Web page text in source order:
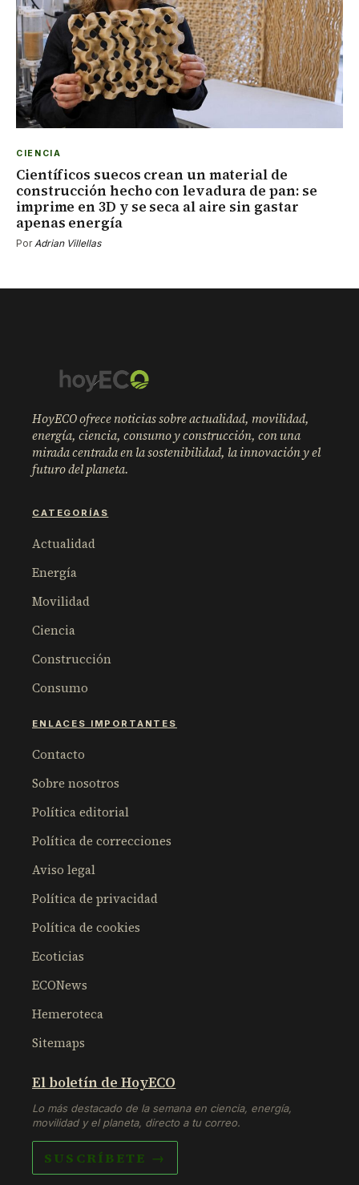
CIENCIA
Científicos suecos crean un material de
construcción hecho con levadura de pan: se
imprime en 3D y se seca al aire sin gastar
apenas energía
Por Adrian Villellas
HoyECO ofrece noticias sobre actualidad, movilidad,
energía, ciencia, consumo y construcción, con una
mirada centrada en la sostenibilidad, la innovación y el
futuro del planeta.
CATEGORÍAS
Actualidad
Energía
Movilidad
Ciencia
Construcción
Consumo
ENLACES IMPORTANTES
Contacto
Sobre nosotros
Política editorial
Política de correcciones
Aviso legal
Política de privacidad
Política de cookies
Ecoticias
ECONews
Hemeroteca
Sitemaps
El boletín de HoyECO
Lo más destacado de la semana en ciencia, energía,
movilidad y el planeta, directo a tu correo.
SUSCRÍBETE →